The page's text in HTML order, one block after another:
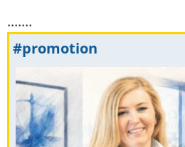
.......
#promotion